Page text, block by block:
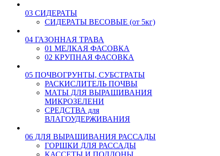
03 СИДЕРАТЫ
СИДЕРАТЫ ВЕСОВЫЕ (от 5кг)
04 ГАЗОННАЯ ТРАВА
01 МЕЛКАЯ ФАСОВКА
02 КРУПНАЯ ФАСОВКА
05 ПОЧВОГРУНТЫ, СУБСТРАТЫ
РАСКИСЛИТЕЛЬ ПОЧВЫ
МАТЫ ДЛЯ ВЫРАЩИВАНИЯ
МИКРОЗЕЛЕНИ
СРЕДСТВА для
ВЛАГОУДЕРЖИВАНИЯ
06 ДЛЯ ВЫРАЩИВАНИЯ РАССАДЫ
ГОРШКИ ДЛЯ РАССАДЫ
КАССЕТЫ И ПОДДОНЫ